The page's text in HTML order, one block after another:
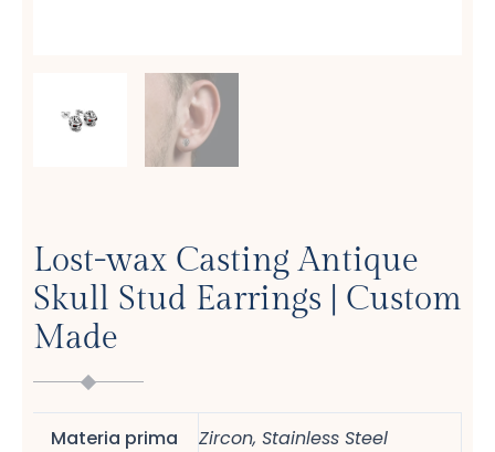
Lost-wax Casting Antique
Skull Stud Earrings | Custom
Made
Materia prima Zircon, Stainless Steel